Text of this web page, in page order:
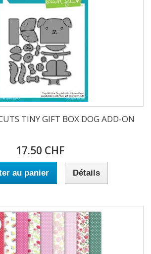
TINY GIFT BOX DOG ADD-ON
17.50 CHF
au panier Détails